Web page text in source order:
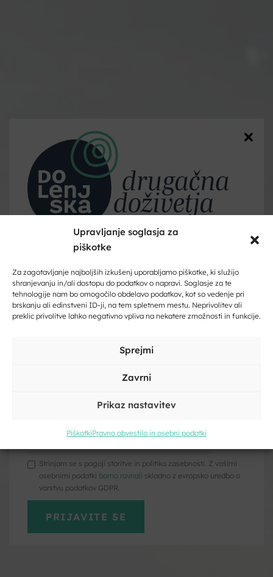
Upravljanje soglasja za
piškotke
Za zagotavljanje najboljših izkušenj uporabljamo piškotke, ki služijo
shranjevanju in/ali dostopu do podatkov o napravi. Soglasje za te
tehnologije nam bo omogočilo obdelavo podatkov, kot so vedenje pri
brskanju ali edinstveni ID-ji, na tem spletnem mestu. Neprivolitev ali
preklic privolitve lahko negativno vpliva na nekatere zmožnosti in funkcije.
Sprejmi
Zavrni
Prikaz nastavitev
PiškotkiPravno obvestilo in osebni podatki
Naravna dediščina
Dobrodošli na Dolenjskem!
Vpišite svoj e-naslov
Strinjam se s pogoji storitve in politiko zasebnosti. Z vašimi
osebnimi podatki bomo ravnali skladno z evropsko uredbo o
varstvu podatkov GDPR.